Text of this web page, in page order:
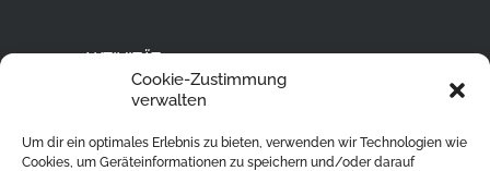
Cookie-Zustimmung
verwalten
Um dir ein optimales Erlebnis zu bieten, verwenden wir Technologien wie
Cookies, um Geräteinformationen zu speichern und/oder darauf
AKTIVITÄT
Ski Alpin
Langlaufen